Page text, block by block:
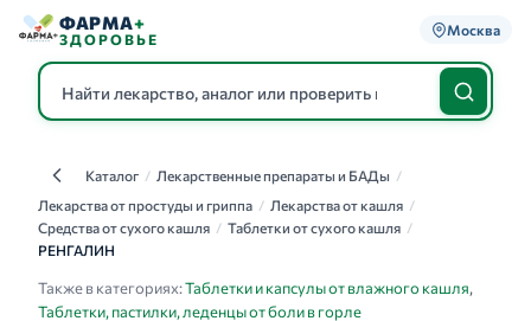
ФАРМА+
ЗДОРОВЬЕ
Москва
КаталогКаталог / Лекарственные препараты и БАДы /
Лекарства от простуды и гриппа / Лекарства от кашля /
Средства от сухого кашля / Таблетки от сухого кашля /
РЕНГАЛИН
Также в категориях:Таблетки и капсулы от влажного кашля,
Таблетки, пастилки, леденцы от боли в горле